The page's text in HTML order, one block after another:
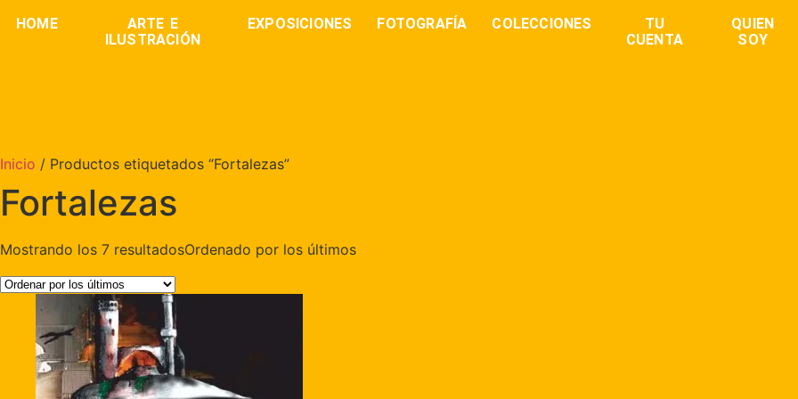
HOME
ARTE E
ILUSTRACIÓN
EXPOSICIONES FOTOGRAFÍA COLECCIONES
TU
CUENTA
QUIEN
SOY
Inicio / Productos etiquetados “Fortalezas”
Fortalezas
Mostrando los 7 resultadosOrdenado por los últimos